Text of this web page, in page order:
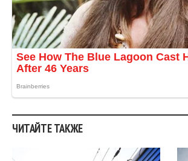
ЧИТАЙТЕ ТАКЖЕ